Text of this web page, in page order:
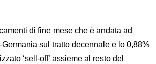
di fine mese che è andata ad
sul tratto decennale e lo 0,88%
‘sell-off’ assieme al resto del